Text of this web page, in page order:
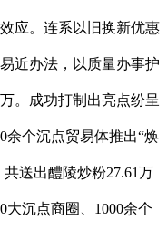
应。连系以旧换新优惠
近办法，以质量办事护
。成功打制出亮点纷呈
余个沉点贸易体推出“焕
送出醴陵炒粉27.61万
沉点商圈、1000余个